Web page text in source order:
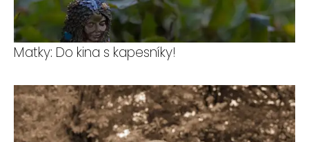
Matky: Do kina s kapesníky!